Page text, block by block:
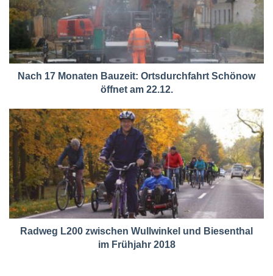
Nach 17 Monaten Bauzeit: Ortsdurchfahrt Schönow
öffnet am 22.12.
Radweg L200 zwischen Wullwinkel und Biesenthal
im Frühjahr 2018